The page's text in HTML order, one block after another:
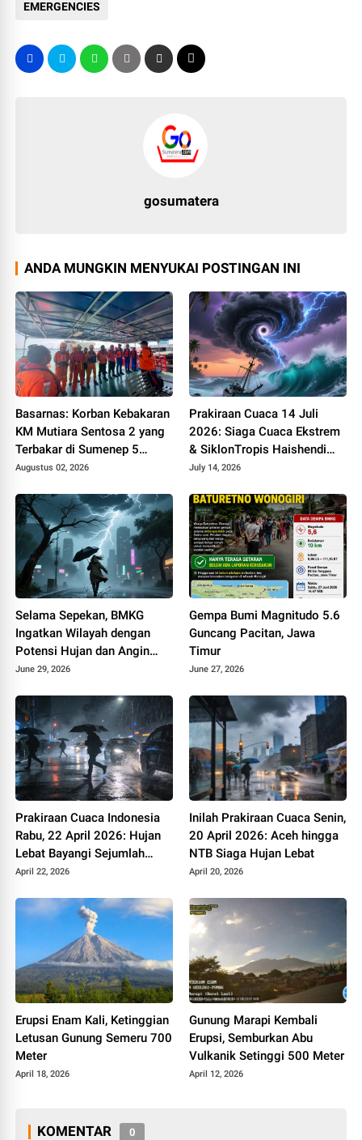
EMERGENCIES
gosumatera
ANDA MUNGKIN MENYUKAI POSTINGAN INI
Basarnas: Korban Kebakaran
KM Mutiara Sentosa 2 yang
Terbakar di Sumenep 5
Orang
Augustus 02, 2026
Prakiraan Cuaca 14 Juli
2026: Siaga Cuaca Ekstrem
& SiklonTropis Haishendi
Utara Papua
July 14, 2026
Selama Sepekan, BMKG
Ingatkan Wilayah dengan
Potensi Hujan dan Angin
Kencang
June 29, 2026
Gempa Bumi Magnitudo 5.6
Guncang Pacitan, Jawa
Timur
June 27, 2026
Prakiraan Cuaca Indonesia
Rabu, 22 April 2026: Hujan
Lebat Bayangi Sejumlah
Wilayah
April 22, 2026
Inilah Prakiraan Cuaca Senin,
20 April 2026: Aceh hingga
NTB Siaga Hujan Lebat
April 20, 2026
Erupsi Enam Kali, Ketinggian
Letusan Gunung Semeru 700
Meter
April 18, 2026
Gunung Marapi Kembali
Erupsi, Semburkan Abu
Vulkanik Setinggi 500 Meter
April 12, 2026
KOMENTAR 0